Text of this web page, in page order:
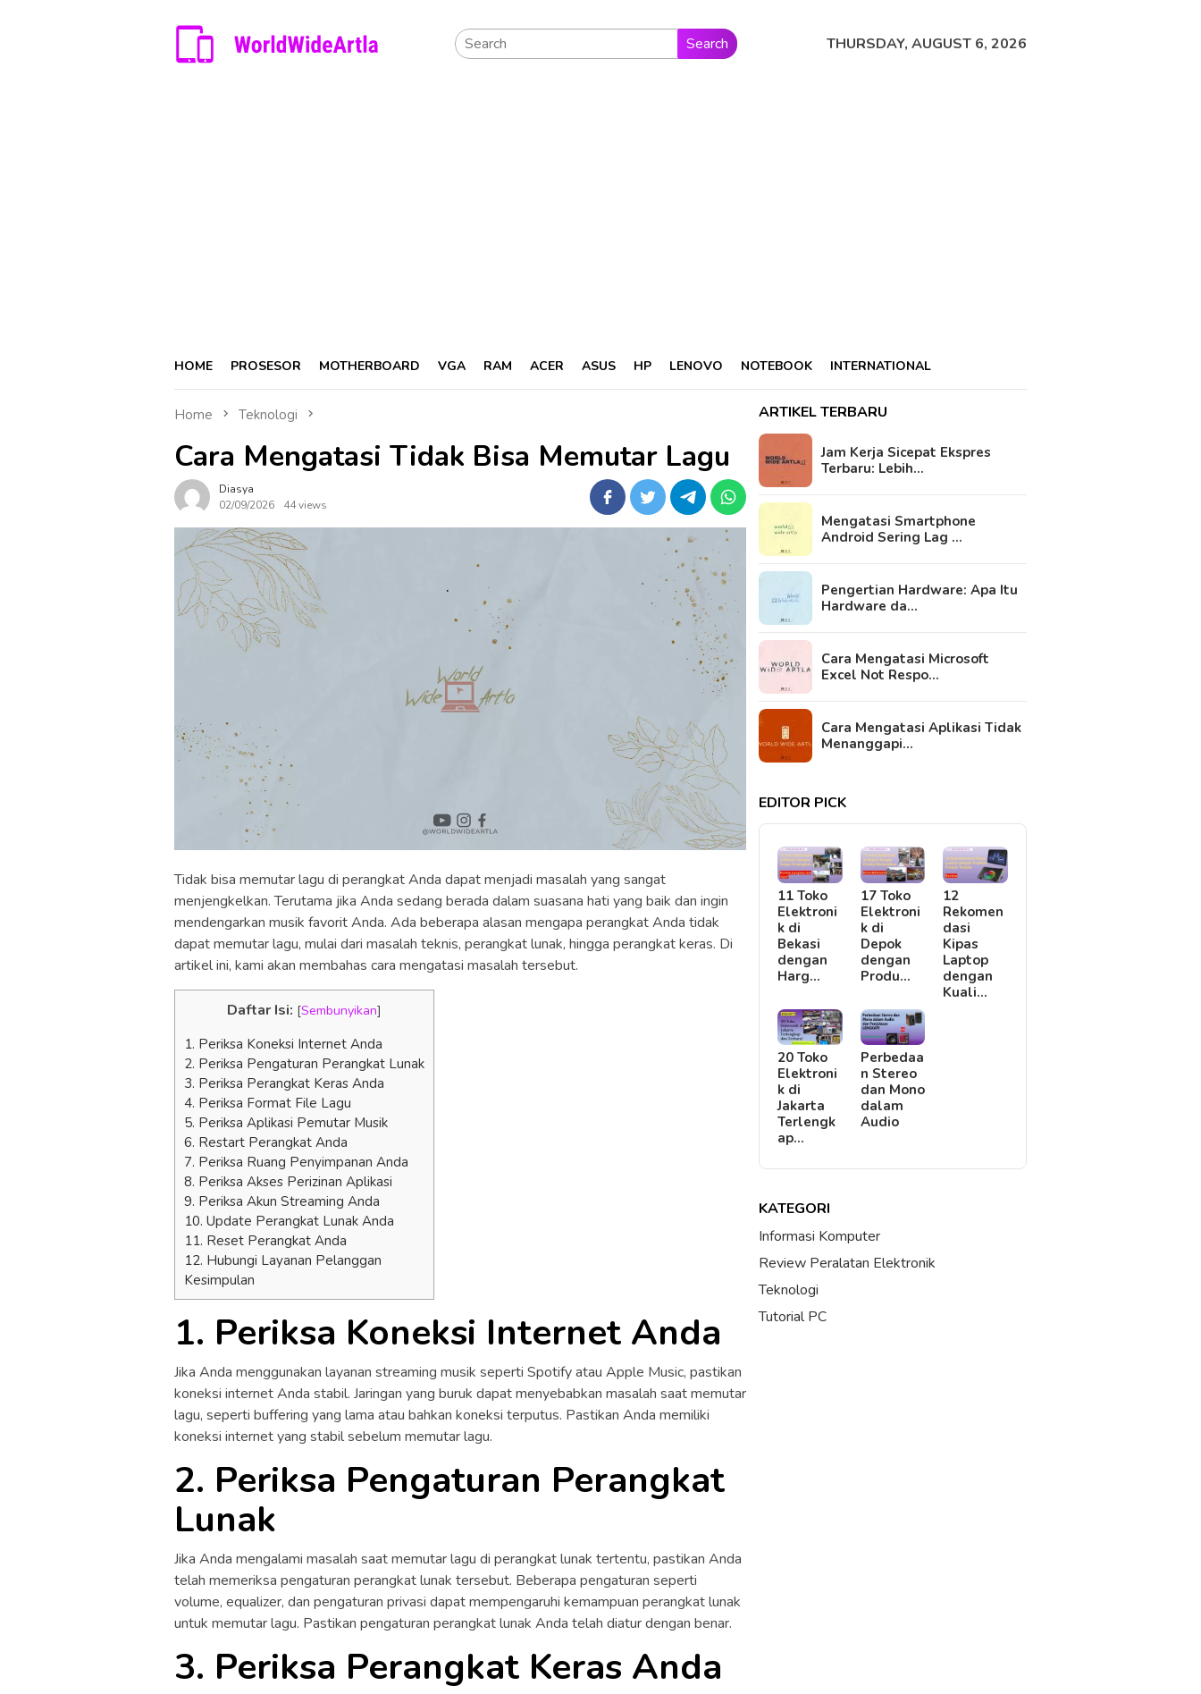
Search THURSDAY, AUGUST 6, 2026
HOME PROSESOR MOTHERBOARD VGA RAM ACER ASUS HP LENOVO NOTEBOOK INTERNATIONAL
Home Teknologi
Cara Mengatasi Tidak Bisa Memutar Lagu
Diasya
02/09/2026
44 views
Tidak bisa memutar lagu di perangkat Anda dapat menjadi masalah yang sangat
menjengkelkan. Terutama jika Anda sedang berada dalam suasana hati yang baik dan ingin
mendengarkan musik favorit Anda. Ada beberapa alasan mengapa perangkat Anda tidak
dapat memutar lagu, mulai dari masalah teknis, perangkat lunak, hingga perangkat keras. Di
artikel ini, kami akan membahas cara mengatasi masalah tersebut.
Daftar Isi: [Sembunyikan]
1. Periksa Koneksi Internet Anda
2. Periksa Pengaturan Perangkat Lunak
3. Periksa Perangkat Keras Anda
4. Periksa Format File Lagu
5. Periksa Aplikasi Pemutar Musik
6. Restart Perangkat Anda
7. Periksa Ruang Penyimpanan Anda
8. Periksa Akses Perizinan Aplikasi
9. Periksa Akun Streaming Anda
10. Update Perangkat Lunak Anda
11. Reset Perangkat Anda
12. Hubungi Layanan Pelanggan
Kesimpulan
1. Periksa Koneksi Internet Anda
Jika Anda menggunakan layanan streaming musik seperti Spotify atau Apple Music, pastikan
koneksi internet Anda stabil. Jaringan yang buruk dapat menyebabkan masalah saat memutar
lagu, seperti buffering yang lama atau bahkan koneksi terputus. Pastikan Anda memiliki
koneksi internet yang stabil sebelum memutar lagu.
2. Periksa Pengaturan Perangkat
Lunak
Jika Anda mengalami masalah saat memutar lagu di perangkat lunak tertentu, pastikan Anda
telah memeriksa pengaturan perangkat lunak tersebut. Beberapa pengaturan seperti
volume, equalizer, dan pengaturan privasi dapat mempengaruhi kemampuan perangkat lunak
untuk memutar lagu. Pastikan pengaturan perangkat lunak Anda telah diatur dengan benar.
3. Periksa Perangkat Keras Anda
ARTIKEL TERBARU
Jam Kerja Sicepat Ekspres
Terbaru: Lebih…
Mengatasi Smartphone
Android Sering Lag …
Pengertian Hardware: Apa Itu
Hardware da…
Cara Mengatasi Microsoft
Excel Not Respo…
Cara Mengatasi Aplikasi Tidak
Menanggapi…
EDITOR PICK
11 Toko
Elektroni
k di
Bekasi
dengan
Harg…
17 Toko
Elektroni
k di
Depok
dengan
Produ…
12
Rekomen
dasi
Kipas
Laptop
dengan
Kuali…
20 Toko
Elektroni
k di
Jakarta
Terlengk
ap…
Perbedaa
n Stereo
dan Mono
dalam
Audio
KATEGORI
Informasi Komputer
Review Peralatan Elektronik
Teknologi
Tutorial PC